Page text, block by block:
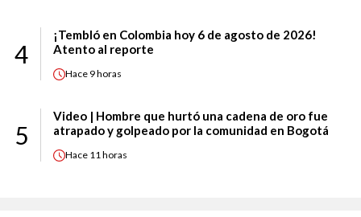
4
¡Tembló en Colombia hoy 6 de agosto de 2026!
Atento al reporte
Hace 9 horas
5
Video | Hombre que hurtó una cadena de oro fue
atrapado y golpeado por la comunidad en Bogotá
Hace 11 horas